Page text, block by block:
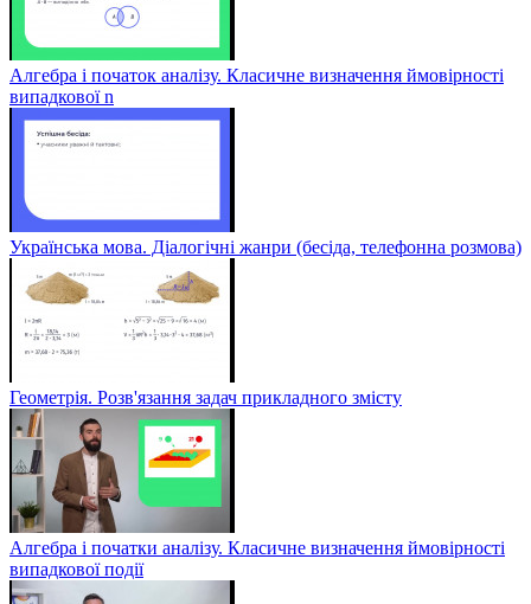
Алгебра і початок аналізу. Класичне визначення ймовірності
випадкової n
Українська мова. Діалогічні жанри (бесіда, телефонна розмова)
Геометрія. Розв'язання задач прикладного змісту
Алгебра і початки аналізу. Класичне визначення ймовірності
випадкової події